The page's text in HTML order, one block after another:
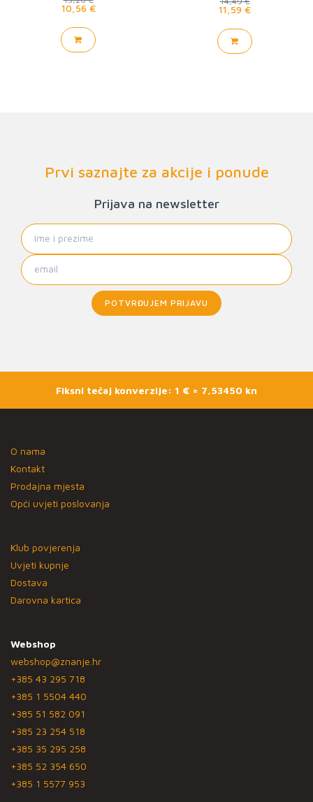
10,56 € 11,59 €
Prvi saznajte za akcije i ponude
Prijava na newsletter
POTVRĐUJEM PRIJAVU
Fiksni tečaj konverzije: 1 € = 7,53450 kn
O nama
Kontakt
Prodajna mjesta
Opći uvjeti poslovanja
Klub povjerenja
Uvjeti kupnje
Dostava
Darovna kartica
Webshop
webshop@znanje.hr
+385 43 295 718
+385 1 5504 440
+385 51 582 091
+385 23 254 518
+385 35 295 258
+385 52 354 650
+385 1 5577 953